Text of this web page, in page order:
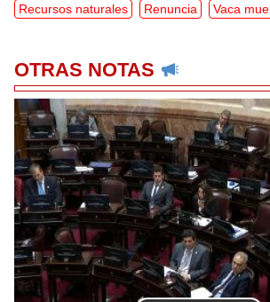
Recursos naturales
Renuncia Vaca
OTRAS NOTAS